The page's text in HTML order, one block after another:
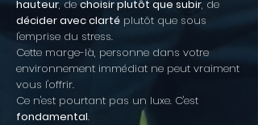
hauteur, de choisir plutôt que subir, de
décider avec clarté plutôt que sous
l'emprise du stress.
Cette marge-là, personne dans votre
environnement immédiat ne peut vraiment
vous l'offrir.
Ce n'est pourtant pas un luxe. C'est
fondamental.